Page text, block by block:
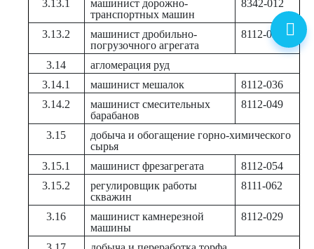
3.13.1
машинист дорожно-
транспортных машин
8342-012
3.13.2
машинист дробильно-
погрузочного агрегата
8112-028
3.14
агломерация руд
3.14.1
машинист мешалок
8112-036
3.14.2
машинист смесительных
барабанов
8112-049
3.15
добыча и обогащение горно-химического
сырья
3.15.1
машинист фрезагрегата
8112-054
3.15.2
регулировщик работы
скважин
8111-062
3.16
машинист камнерезной
машины
8112-029